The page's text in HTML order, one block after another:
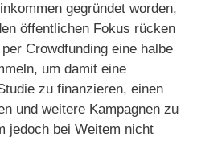
gegründet worden,
öffentlichen Fokus rücken
Crowdfunding eine halbe
um damit eine
zu finanzieren, einen
und weitere Kampagnen zu
jedoch bei Weitem nicht